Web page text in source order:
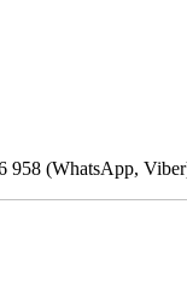
958 (WhatsApp,